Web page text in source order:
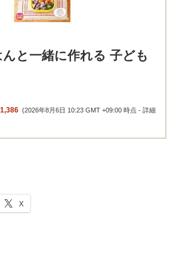
と一緒に作れる 子ども
1,386 (2026年8月6日 10:23 GMT +09:00 時点 -詳細
X